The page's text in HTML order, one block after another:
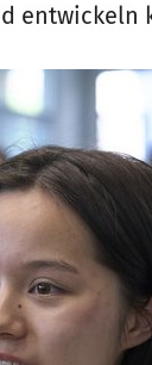
entwickeln